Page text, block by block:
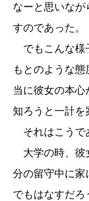
なーと思いな
すのであった。
でもこんな様
もとのような
当に彼女の本
知ろうと一計を
それはこうで
大学の時、彼
分の留守中に家
でもはなすだろ